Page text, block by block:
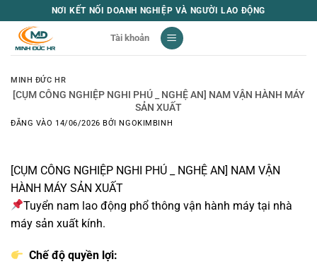
qua
NƠI KẾT NỐI DOANH NGHIỆP VÀ NGƯỜI LAO ĐỘNG
Tài khoản
MINH ĐỨC HR
[CỤM CÔNG NGHIỆP NGHI PHÚ _ NGHỆ AN] NAM VẬN HÀNH MÁY
SẢN XUẤT
ĐĂNG VÀO 14/06/2026 BỞINGOKIMBINH
[CỤM CÔNG NGHIỆP NGHI PHÚ _ NGHỆ AN] NAM VẬN
HÀNH MÁY SẢN XUẤT
Tuyển nam lao động phổ thông vận hành máy tại nhà
máy sản xuất kính.
Chế độ quyền lợi: